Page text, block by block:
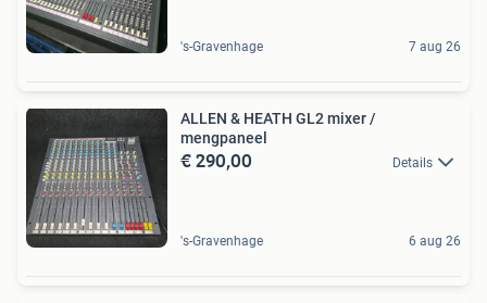
's-Gravenhage 7 aug 26
ALLEN & HEATH GL2 mixer /
mengpaneel
€ 290,00 Details
's-Gravenhage 6 aug 26